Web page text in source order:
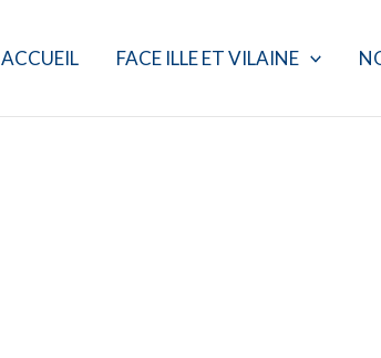
ACCUEIL FACE ILLE ET VILAINE